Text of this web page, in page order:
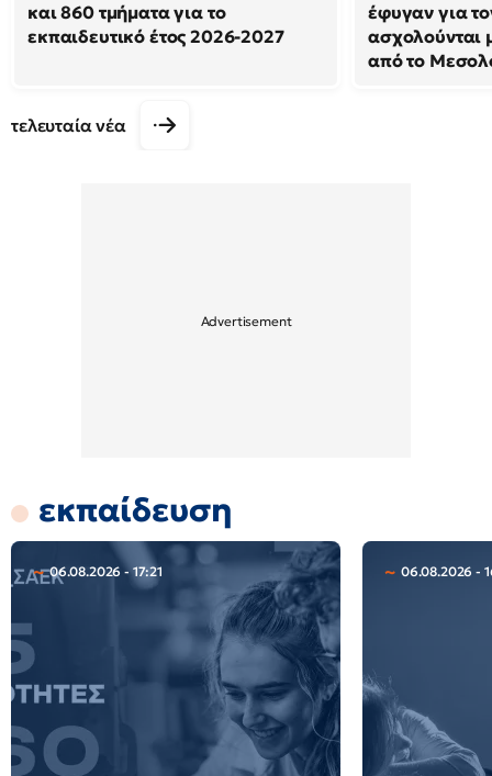
και 860 τμήματα για το
εκπαιδευτικό έτος 2026-2027
έφυγαν για
ασχολούνται
από το
τελευταία νέα
εκπαίδευση
06.08.2026 - 17:21 06.08.2026 -